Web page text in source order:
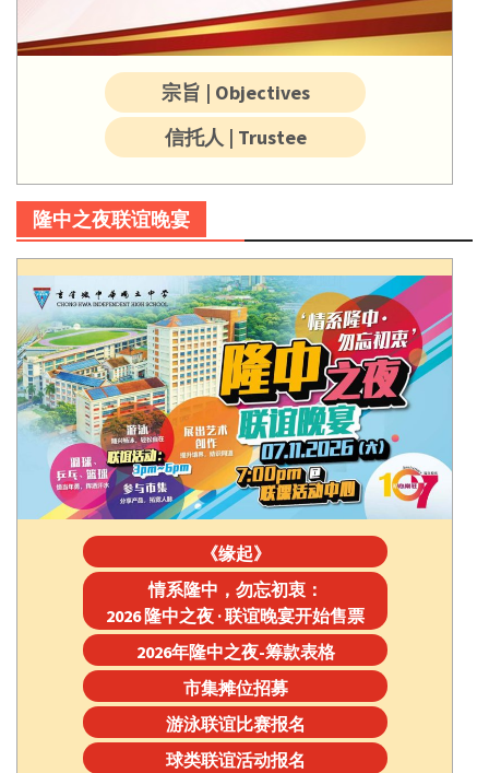
宗旨 | Objectives
信托人 | Trustee
隆中之夜联谊晚宴
《缘起》
情系隆中，勿忘初衷：
2026 隆中之夜 · 联谊晚宴开始售票
2026年隆中之夜-筹款表格
市集摊位招募
游泳联谊比赛报名
球类联谊活动报名